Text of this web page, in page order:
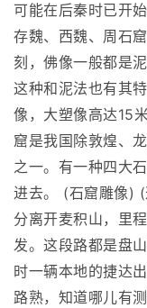
可能在后秦时已开
存魏、西魏、周石
刻，佛像一般都是
这种和泥法也有其
像，大塑像高达15
窟是我国除敦煌、
之一。有一种四大
进去。 (石窟雕像)
分离开麦积山，里
发。这段路都是盘
时一辆本地的捷达
路熟，知道哪儿有